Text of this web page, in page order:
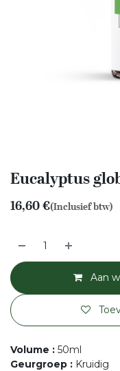
Eucalyptus
16,60€(Inclusief btw)
Aan
Volume : 50ml
Geurgroep : Kruidig